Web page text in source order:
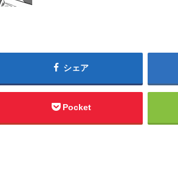
シェア
Pocket